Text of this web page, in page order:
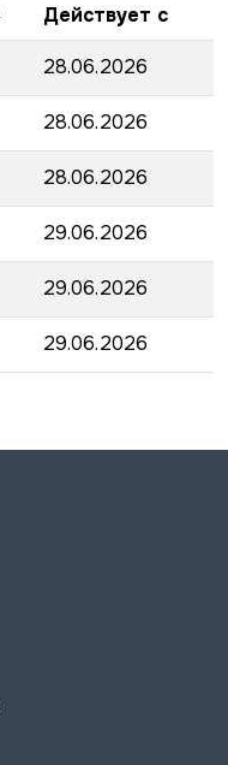
Действует с
28.06.2026
28.06.2026
28.06.2026
29.06.2026
29.06.2026
29.06.2026